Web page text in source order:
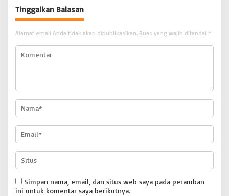
Tinggalkan Balasan
Alamat email Anda tidak akan dipublikasikan. Ruas yang wajib ditandai *
Simpan nama, email, dan situs web saya pada peramban
ini untuk komentar saya berikutnya.